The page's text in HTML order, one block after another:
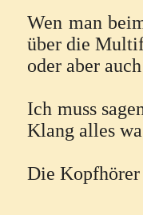
Wen man
über die
oder aber
Ich muss
Klang alles
Die